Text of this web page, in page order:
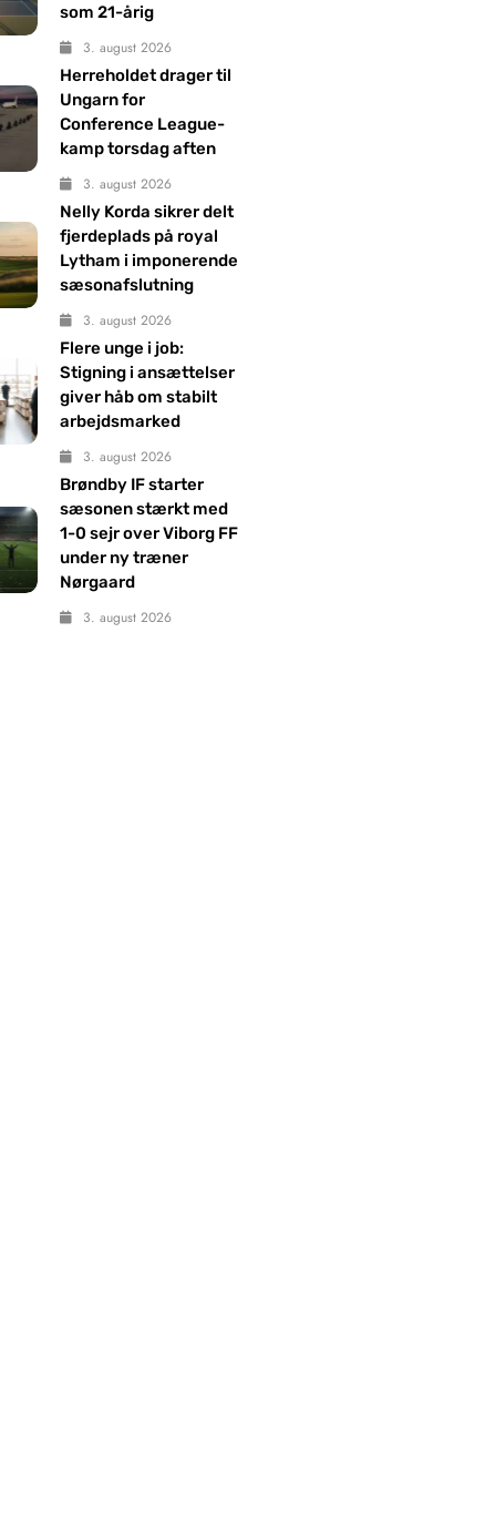
som 21-årig
3. august 2026
Herreholdet drager til
Ungarn for
Conference League-
kamp torsdag aften
3. august 2026
Nelly Korda sikrer delt
fjerdeplads på royal
Lytham i imponerende
sæsonafslutning
3. august 2026
Flere unge i job:
Stigning i ansættelser
giver håb om stabilt
arbejdsmarked
3. august 2026
Brøndby IF starter
sæsonen stærkt med
1-0 sejr over Viborg FF
under ny træner
Nørgaard
3. august 2026